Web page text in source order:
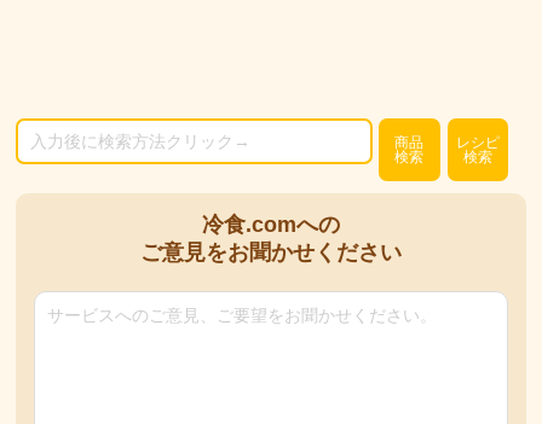
商品
検索
レシピ
検索
冷食.comへの
ご意見をお聞かせください